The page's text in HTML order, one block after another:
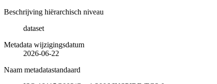
Beschrijving hiërarchisch niveau
dataset
Metadata wijzigingsdatum
2026-06-22
Naam metadatastandaard